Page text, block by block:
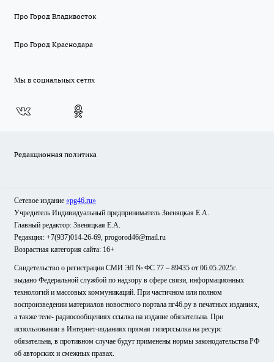
Про Город Владивосток
Про Город Краснодара
Мы в социальных сетях
Редакционная политика
Сетевое издание «pg46.ru»
Учредитель Индивидуальный предприниматель Звеняцкая Е.А.
Главный редактор: Звеняцкая Е.А.
Редакция: +7(937)014-26-69, progorod46@mail.ru
Возрастная категория сайта: 16+
Свидетельство о регистрации СМИ ЭЛ № ФС 77 – 89435 от 06.05.2025г.
выдано Федеральной службой по надзору в сфере связи, информационных
технологий и массовых коммуникаций. При частичном или полном
воспроизведении материалов новостного портала пг46.ру в печатных изданиях,
а также теле- радиосообщениях ссылка на издание обязательна. При
использовании в Интернет-изданиях прямая гиперссылка на ресурс
обязательна, в противном случае будут применены нормы законодательства РФ
об авторских и смежных правах.